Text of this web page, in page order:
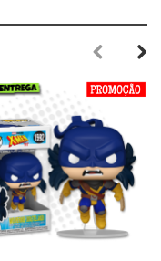
Previous
Next